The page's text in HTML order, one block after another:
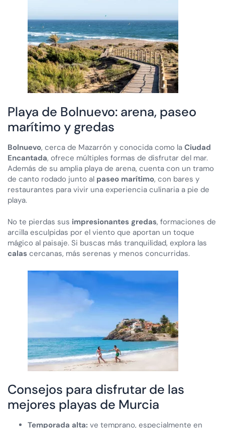
Playa de Bolnuevo: arena, paseo
marítimo y gredas
Bolnuevo, cerca de Mazarrón y conocida como la Ciudad
Encantada, ofrece múltiples formas de disfrutar del mar.
Además de su amplia playa de arena, cuenta con un tramo
de canto rodado junto al paseo marítimo, con bares y
restaurantes para vivir una experiencia culinaria a pie de
playa.
No te pierdas sus impresionantes gredas, formaciones de
arcilla esculpidas por el viento que aportan un toque
mágico al paisaje. Si buscas más tranquilidad, explora las
calas cercanas, más serenas y menos concurridas.
Consejos para disfrutar de las
mejores playas de Murcia
Temporada alta: ve temprano, especialmente en